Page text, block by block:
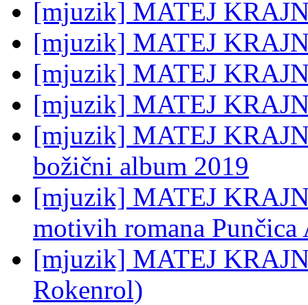
[mjuzik] MATEJ
[mjuzik] MATEJ
[mjuzik] MATEJ
[mjuzik] MATEJ
[mjuzik] MATEJ
božični album 2019
[mjuzik] MATEJ
motivih romana Punčica
[mjuzik] MATEJ
Rokenrol)